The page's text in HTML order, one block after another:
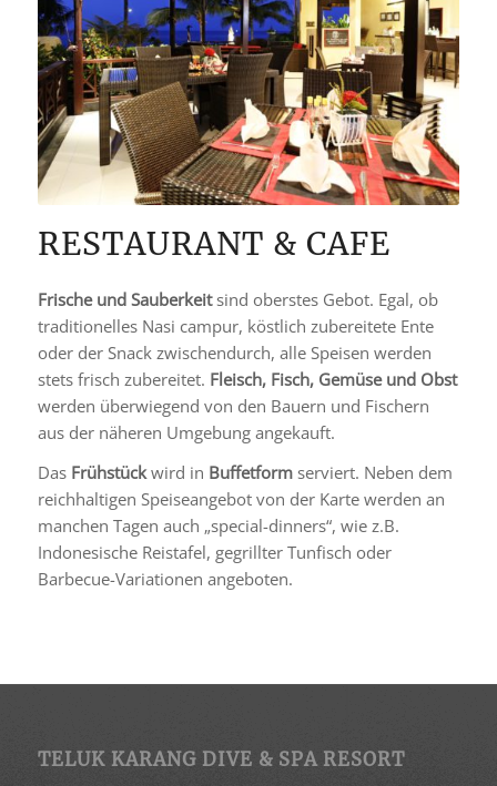
RESTAURANT & CAFE
Frische und Sauberkeitsind oberstes Gebot. Egal, ob
traditionelles Nasi campur, köstlich zubereitete Ente
oder der Snack zwischendurch, alle Speisen werden
stets frisch zubereitet. Fleisch, Fisch, Gemüse und Obst
werden überwiegend von den Bauern und Fischern
aus der näheren Umgebung angekauft.
Das Frühstückwird in Buffetformserviert. Neben dem
reichhaltigen Speiseangebot von der Karte werden an
manchen Tagen auch „special-dinners“, wie z.B.
Indonesische Reistafel, gegrillter Tunfisch oder
Barbecue-Variationen angeboten.
TELUK KARANG DIVE & SPA RESORT